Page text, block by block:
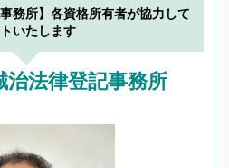
務所】各資格所有者が協力して
いたします
治法律登記事務所